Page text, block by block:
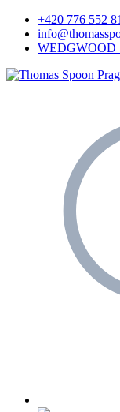
+420 776 552
WEDGWOOD